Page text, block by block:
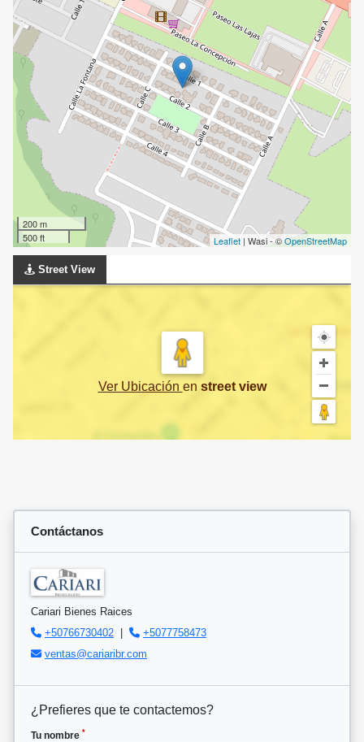
200 m
500 ft
Leaflet | Wasi - ©OpenStreetMap
Street View
Ver Ubicación en street view
Contáctanos
Cariari Bienes Raices
+50766730402 |
+5077758473
ventas@cariaribr.com
¿Prefieres que te contactemos?
Tu nombre *